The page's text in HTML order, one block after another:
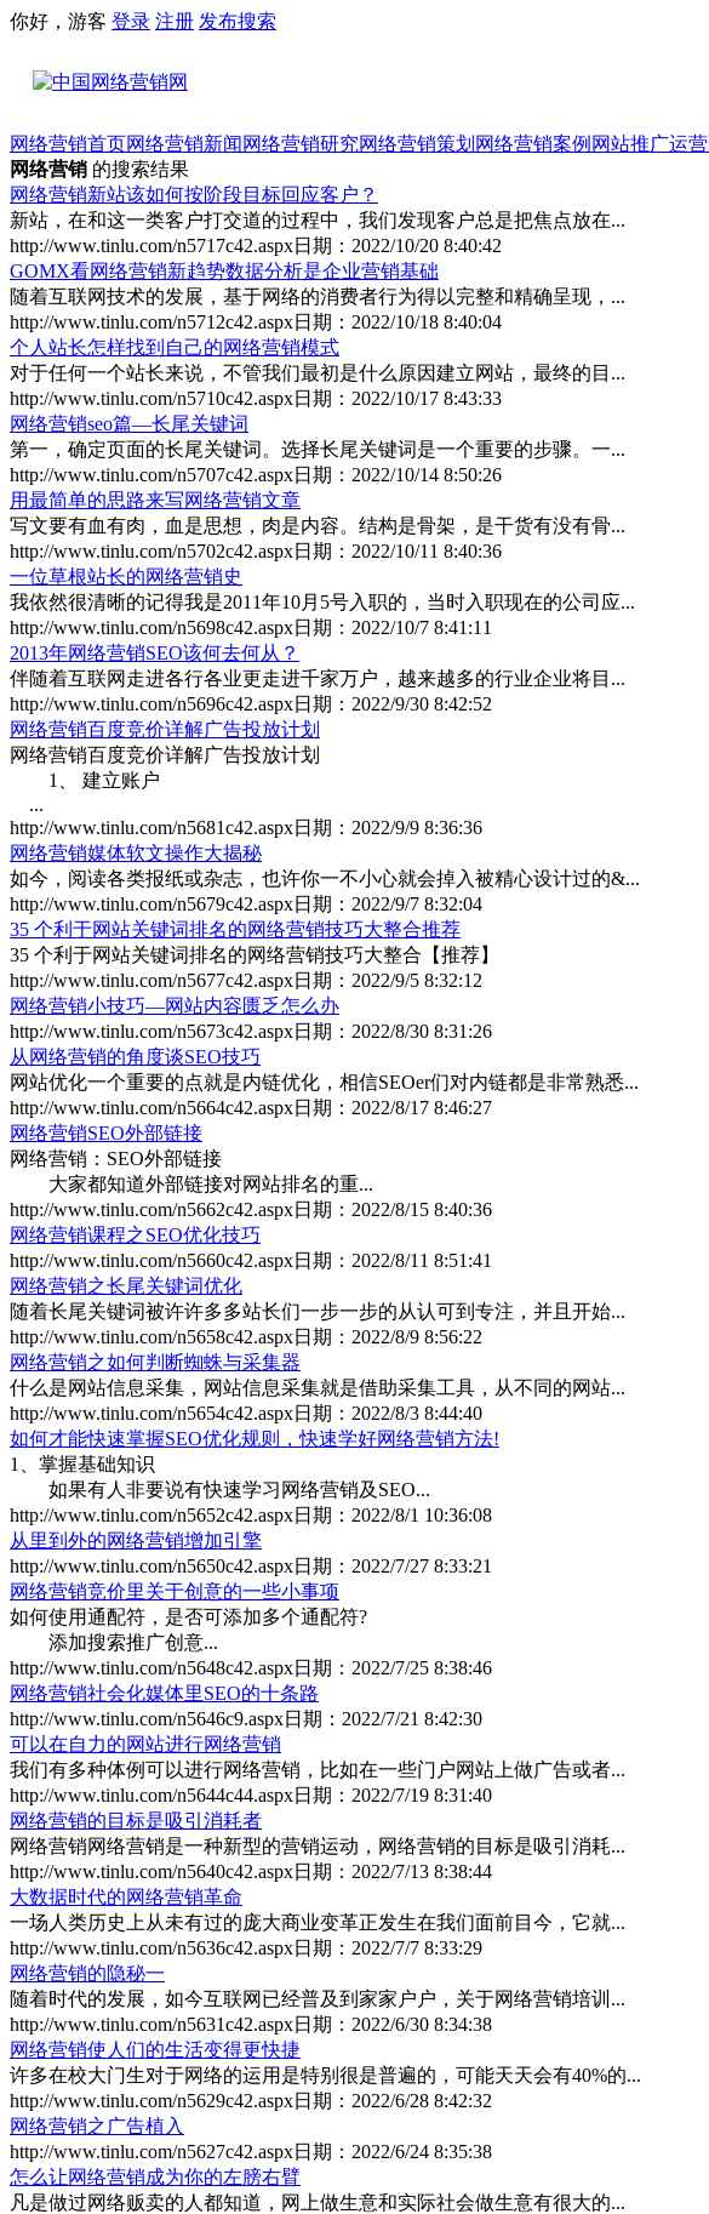
你好，游客 登录 注册 发布搜索
网络营销首页网络营销新闻 网络营销研究网络营销策划 网络营销案例 网站推广运营
网络营销 的搜索结果
网络营销新站该如何按阶段目标回应客户？
新站，在和这一类客户打交道的过程中，我们发现客户总是把焦点放在...
http://www.tinlu.com/n5717c42.aspx日期： 2022/10/20 8:40:42
GOMX看网络营销新趋势数据分析是企业营销基础
随着互联网技术的发展，基于网络的消费者行为得以完整和精确呈现，...
http://www.tinlu.com/n5712c42.aspx日期： 2022/10/18 8:40:04
个人站长怎样找到自己的网络营销模式
对于任何一个站长来说，不管我们最初是什么原因建立网站，最终的目...
http://www.tinlu.com/n5710c42.aspx日期： 2022/10/17 8:43:33
网络营销seo篇—长尾关键词
第一，确定页面的长尾关键词。选择长尾关键词是一个重要的步骤。一...
http://www.tinlu.com/n5707c42.aspx日期： 2022/10/14 8:50:26
用最简单的思路来写网络营销文章
写文要有血有肉，血是思想，肉是内容。结构是骨架，是干货有没有骨...
http://www.tinlu.com/n5702c42.aspx日期： 2022/10/11 8:40:36
一位草根站长的网络营销史
我依然很清晰的记得我是2011年10月5号入职的，当时入职现在的公司应...
http://www.tinlu.com/n5698c42.aspx日期： 2022/10/7 8:41:11
2013年网络营销SEO该何去何从？
伴随着互联网走进各行各业更走进千家万户，越来越多的行业企业将目...
http://www.tinlu.com/n5696c42.aspx日期： 2022/9/30 8:42:52
网络营销百度竞价详解广告投放计划
网络营销百度竞价详解广告投放计划
1、 建立账户
...
http://www.tinlu.com/n5681c42.aspx日期： 2022/9/9 8:36:36
网络营销媒体软文操作大揭秘
如今，阅读各类报纸或杂志，也许你一不小心就会掉入被精心设计过的&...
http://www.tinlu.com/n5679c42.aspx日期： 2022/9/7 8:32:04
35 个利于网站关键词排名的网络营销技巧大整合推荐
35 个利于网站关键词排名的网络营销技巧大整合【推荐】
http://www.tinlu.com/n5677c42.aspx日期： 2022/9/5 8:32:12
网络营销小技巧—网站内容匮乏怎么办
http://www.tinlu.com/n5673c42.aspx日期： 2022/8/30 8:31:26
从网络营销的角度谈SEO技巧
网站优化一个重要的点就是内链优化，相信SEOer们对内链都是非常熟悉...
http://www.tinlu.com/n5664c42.aspx日期： 2022/8/17 8:46:27
网络营销SEO外部链接
网络营销：SEO外部链接
大家都知道外部链接对网站排名的重...
http://www.tinlu.com/n5662c42.aspx日期： 2022/8/15 8:40:36
网络营销课程之SEO优化技巧
http://www.tinlu.com/n5660c42.aspx日期： 2022/8/11 8:51:41
网络营销之长尾关键词优化
随着长尾关键词被许许多多站长们一步一步的从认可到专注，并且开始...
http://www.tinlu.com/n5658c42.aspx日期： 2022/8/9 8:56:22
网络营销之如何判断蜘蛛与采集器
什么是网站信息采集，网站信息采集就是借助采集工具，从不同的网站...
http://www.tinlu.com/n5654c42.aspx日期： 2022/8/3 8:44:40
如何才能快速掌握SEO优化规则，快速学好网络营销方法!
1、掌握基础知识
如果有人非要说有快速学习网络营销及SEO...
http://www.tinlu.com/n5652c42.aspx日期： 2022/8/1 10:36:08
从里到外的网络营销增加引擎
http://www.tinlu.com/n5650c42.aspx日期： 2022/7/27 8:33:21
网络营销竞价里关于创意的一些小事项
如何使用通配符，是否可添加多个通配符?
添加搜索推广创意...
http://www.tinlu.com/n5648c42.aspx日期： 2022/7/25 8:38:46
网络营销社会化媒体里SEO的十条路
http://www.tinlu.com/n5646c9.aspx日期： 2022/7/21 8:42:30
可以在自力的网站进行网络营销
我们有多种体例可以进行网络营销，比如在一些门户网站上做广告或者...
http://www.tinlu.com/n5644c44.aspx日期： 2022/7/19 8:31:40
网络营销的目标是吸引消耗者
网络营销网络营销是一种新型的营销运动，网络营销的目标是吸引消耗...
http://www.tinlu.com/n5640c42.aspx日期： 2022/7/13 8:38:44
大数据时代的网络营销革命
一场人类历史上从未有过的庞大商业变革正发生在我们面前目今，它就...
http://www.tinlu.com/n5636c42.aspx日期： 2022/7/7 8:33:29
网络营销的隐秘一
随着时代的发展，如今互联网已经普及到家家户户，关于网络营销培训...
http://www.tinlu.com/n5631c42.aspx日期： 2022/6/30 8:34:38
网络营销使人们的生活变得更快捷
许多在校大门生对于网络的运用是特别很是普遍的，可能天天会有40%的...
http://www.tinlu.com/n5629c42.aspx日期： 2022/6/28 8:42:32
网络营销之广告植入
http://www.tinlu.com/n5627c42.aspx日期： 2022/6/24 8:35:38
怎么让网络营销成为你的左膀右臂
凡是做过网络贩卖的人都知道，网上做生意和实际社会做生意有很大的...